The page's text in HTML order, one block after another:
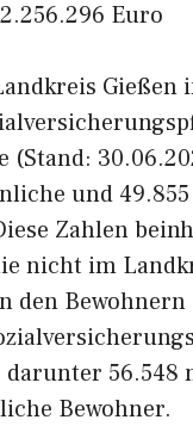
Euro
Gießen
(Stand:
und
Zahlen
nicht im
den Bewohnern
56.548
Bewohner.